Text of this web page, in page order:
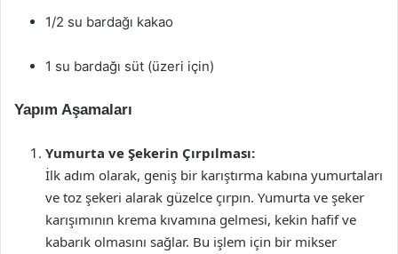
1/2 su bardağı kakao
1 su bardağı süt (üzeri için)
Yapım Aşamaları
Yumurta ve Şekerin Çırpılması:
İlk adım olarak, geniş bir karıştırma kabına yumurtaları
ve toz şekeri alarak güzelce çırpın. Yumurta ve şeker
karışımının krema kıvamına gelmesi, kekin hafif ve
kabarık olmasını sağlar. Bu işlem için bir mikser